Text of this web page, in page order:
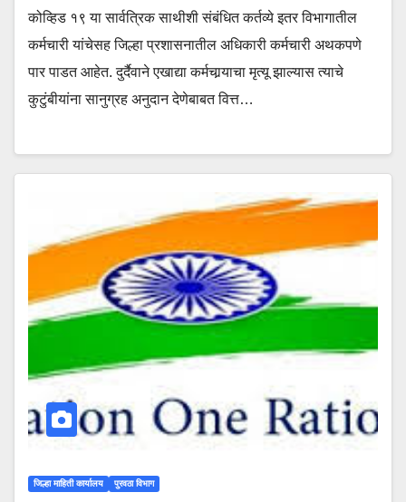
कोव्हिड १९ या सार्वत्रिक साथीशी संबंधित कर्तव्ये इतर विभागातील
कर्मचारी यांचेसह जिल्हा प्रशासनातील अधिकारी कर्मचारी अथकपणे
पार पाडत आहेत. दुर्दैवाने एखाद्या कर्मचार्‍याचा मृत्यू झाल्यास त्याचे
कुटुंबीयांना सानुग्रह अनुदान देणेबाबत वित्त…
जिल्हा माहिती कार्यालय पुरवठा विभाग